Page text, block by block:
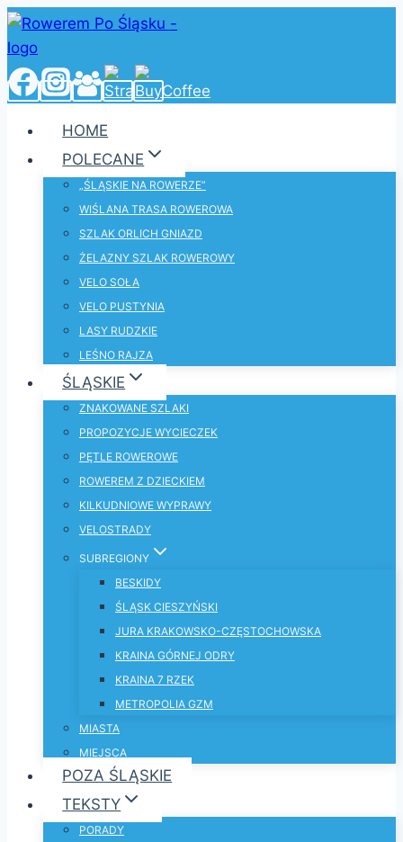
Przejdź
do
treści
HOME
POLECANE
„ŚLĄSKIE NA ROWERZE”
WIŚLANA TRASA ROWEROWA
SZLAK ORLICH GNIAZD
ŻELAZNY SZLAK ROWEROWY
VELO SOŁA
VELO PUSTYNIA
LASY RUDZKIE
LEŚNO RAJZA
ŚLĄSKIE
ZNAKOWANE SZLAKI
PROPOZYCJE WYCIECZEK
PĘTLE ROWEROWE
ROWEREM Z DZIECKIEM
KILKUDNIOWE WYPRAWY
VELOSTRADY
SUBREGIONY
BESKIDY
ŚLĄSK CIESZYŃSKI
JURA KRAKOWSKO-CZĘSTOCHOWSKA
KRAINA GÓRNEJ ODRY
KRAINA 7 RZEK
METROPOLIA GZM
MIASTA
MIEJSCA
POZA ŚLĄSKIE
TEKSTY
PORADY